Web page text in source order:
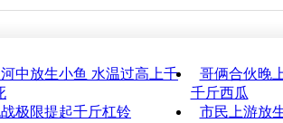
中放生小鱼 水温过高上千
哥俩合伙晚
千斤西瓜
极限提起千斤杠铃
市民上游放